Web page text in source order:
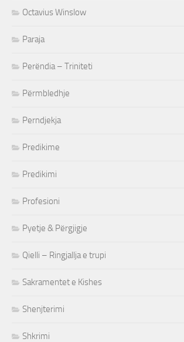
Octavius Winslow
Paraja
Perëndia – Triniteti
Përmbledhje
Perndjekja
Predikime
Predikimi
Profesioni
Pyetje & Përgjigje
Qielli – Ringjallja e trupi
Sakramentet e Kishes
Shenjterimi
Shkrimi